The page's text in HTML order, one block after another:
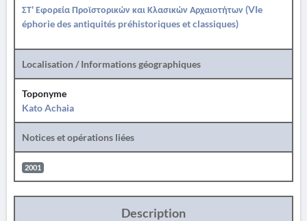
ΣΤ' Εφορεία Προϊστορικών και Κλασικών Αρχαιοτήτων (VIe
éphorie des antiquités préhistoriques et classiques)
Localisation / Informations géographiques
Toponyme
Kato Achaia
Notices et opérations liées
2001
Description